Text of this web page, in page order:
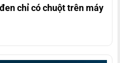
chỉ có chuột trên máy